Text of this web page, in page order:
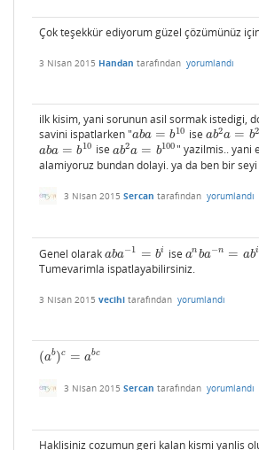
Çok teşekkür ediyorum güzel çözümünüz
3 Nisan 2015 Handan tarafından yorumlandı
ilk kisim, yani sorunun asil sormak istedigi,
savini ispatlarken "aba = b10
aba=b10 ise ab2a = b
ab2a=b20
aba = b10
aba=b10 ise ab2a = b100
ab2a=b100 " yazilmis.. yani
alamiyoruz bundan dolayi. ya da ben bir
3 Nisan 2015 Sercan tarafından yorumlandı
Genel olarak aba−1 = bi
aba−1 bi ise an ba−n = abi
anba−n= ab ina
Tumevarimla ispatlayabilirsiniz.
3 Nisan 2015 vecihi tarafından yorumlandı
(ab)c = abc
(ab)c= ab c
3 Nisan 2015 Sercan tarafından yorumlandı
Haklisiniz cozumun geri kalan kismi yanlis